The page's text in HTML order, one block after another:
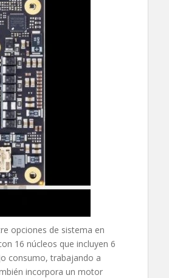
opciones de sistema en
16 núcleos que incluyen 6
consumo, trabajando a
incorpora un motor